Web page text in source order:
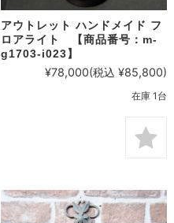
アウトレット ハンドメイド フ
ロアライト 【商品番号：m-
g1703-i023】
¥78,000(税込 ¥85,800)
在庫 1台